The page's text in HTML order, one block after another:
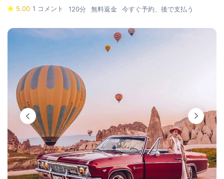
5.00 1 コメント 120分 無料返金 今すぐ予約、後で支払う